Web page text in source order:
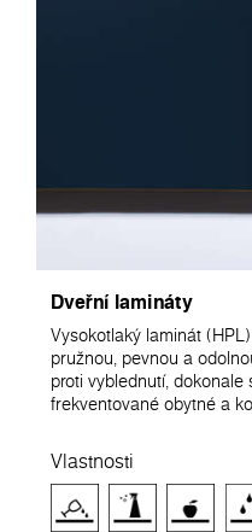
Dveřní lamináty
Vysokotlaký laminát
pružnou, pevnou a
proti vyblednutí,
frekventované obytné a
Vlastnosti